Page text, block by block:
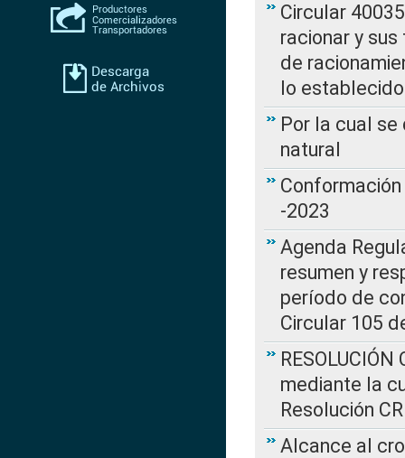
Circular
racionar y
de
lo
Por la cual
natural
-2023
Agenda
resumen y
período de
Circular 105
mediante la
Resolución
Alcance al